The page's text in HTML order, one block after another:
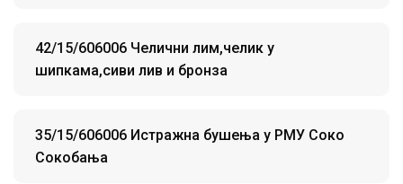
42/15/606006 Челични лим,челик у
шипкама,сиви лив и бронза
35/15/606006 Истражна бушења у РМУ Соко
Сокобања